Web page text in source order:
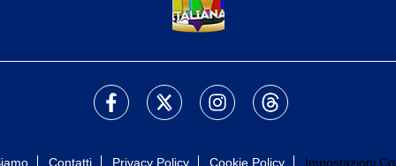
Contatti Privacy Policy Cookie Policy Impostazioni